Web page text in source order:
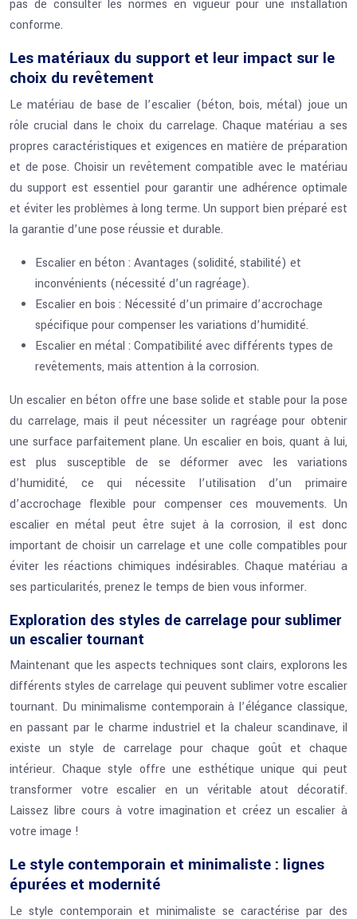
pas de consulter les normes en vigueur pour une installation
conforme.
Les matériaux du support et leur impact sur le
choix du revêtement
Le matériau de base de l’escalier (béton, bois, métal) joue un
rôle crucial dans le choix du carrelage. Chaque matériau a ses
propres caractéristiques et exigences en matière de préparation
et de pose. Choisir un revêtement compatible avec le matériau
du support est essentiel pour garantir une adhérence optimale
et éviter les problèmes à long terme. Un support bien préparé est
la garantie d’une pose réussie et durable.
Escalier en béton : Avantages (solidité, stabilité) et
inconvénients (nécessité d’un ragréage).
Escalier en bois : Nécessité d’un primaire d’accrochage
spécifique pour compenser les variations d’humidité.
Escalier en métal : Compatibilité avec différents types de
revêtements, mais attention à la corrosion.
Un escalier en béton offre une base solide et stable pour la pose
du carrelage, mais il peut nécessiter un ragréage pour obtenir
une surface parfaitement plane. Un escalier en bois, quant à lui,
est plus susceptible de se déformer avec les variations
d’humidité, ce qui nécessite l’utilisation d’un primaire
d’accrochage flexible pour compenser ces mouvements. Un
escalier en métal peut être sujet à la corrosion, il est donc
important de choisir un carrelage et une colle compatibles pour
éviter les réactions chimiques indésirables. Chaque matériau a
ses particularités, prenez le temps de bien vous informer.
Exploration des styles de carrelage pour sublimer
un escalier tournant
Maintenant que les aspects techniques sont clairs, explorons les
différents styles de carrelage qui peuvent sublimer votre escalier
tournant. Du minimalisme contemporain à l’élégance classique,
en passant par le charme industriel et la chaleur scandinave, il
existe un style de carrelage pour chaque goût et chaque
intérieur. Chaque style offre une esthétique unique qui peut
transformer votre escalier en un véritable atout décoratif.
Laissez libre cours à votre imagination et créez un escalier à
votre image !
Le style contemporain et minimaliste : lignes
épurées et modernité
Le style contemporain et minimaliste se caractérise par des